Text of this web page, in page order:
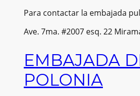
Para contactar la embajada
Ave. 7ma. #2007 esq. 22
EMBAJADA
POLONIA